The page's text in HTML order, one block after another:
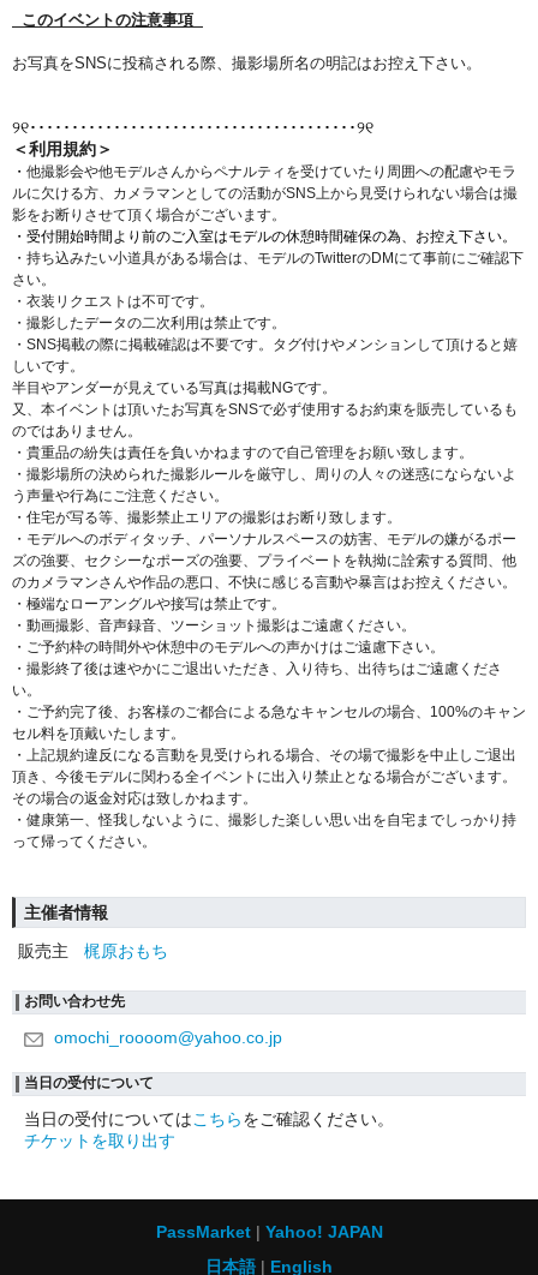
このイベントの注意事項
お写真をSNSに投稿される際、撮影場所名の明記はお控え下さい。
୨୧････････････････ ･･･ ･･ ･･････････････････୨୧
＜利用規約＞
・ 他撮影会や他モデルさんからペナルティを受けていたり周囲への配慮やモラ
ルに欠ける方、カメラマンとしての活動がSNS上から見受けられない場合は撮
影をお断りさせて頂く場合がございます。
・受付開始時間より前のご入室はモデルの休憩時間確保の為、お控え下さい。
・持ち込みたい小道具がある場合は、モデルのTwitterのDMにて事前にご確認下
さい。
・衣装リクエストは不可です。
・撮影したデータの二次利用は禁止です。
・SNS掲載の際に掲載確認は不要です。タグ付けやメンションして頂けると嬉
しいです。
半目やアンダーが見えている写真は掲載NGです。
又、本イベントは頂いたお写真をSNSで必ず使用するお約束を販売しているも
のではありません。
・貴重品の紛失は責任を負いかねますので自己管理をお願い致します。
・撮影場所の決められた撮影ルールを厳守し、周りの人々の迷惑にならないよ
う声量や行為にご注意ください。
・住宅が写る等、撮影禁止エリアの撮影はお断り致します。
・モデルへのボディタッチ、パーソナルスペースの妨害、モデルの嫌がるポー
ズの強要、セクシーなポーズの強要、プライベートを執拗に詮索する質問、他
のカメラマンさんや作品の悪口、不快に感じる言動や暴言はお控えください。
・極端なローアングルや接写は禁止です。
・動画撮影、音声録音、ツーショット撮影はご遠慮ください。
・ご予約枠の時間外や休憩中のモデルへの声かけはご遠慮下さい。
・撮影終了後は速やかにご退出いただき、入り待ち、出待ちはご遠慮くださ
い。
・ご予約完了後、お客様のご都合による急なキャンセルの場合、100%のキャン
セル料を頂戴いたします。
・上記規約違反になる言動を見受けられる場合、その場で撮影を中止しご退出
頂き、今後モデルに関わる全イベントに出入り禁止となる場合がございます。
その場合の返金対応は致しかねます。
・健康第一、怪我しないように、撮影した楽しい思い出を自宅までしっかり持
って帰ってください。
主催者情報
販売主
梶原おもち
お問い合わせ先
omochi_roooom@yahoo.co.jp
当日の受付について
当日の受付についてはこちらをご確認ください。
チケットを取り出す
PassMarket
Yahoo! JAPAN
日本語
English